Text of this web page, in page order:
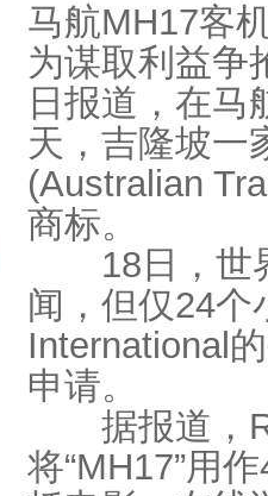
马航MH17客
为谋取利益争
日报道，在马
天，吉隆坡一
(Australian
商标。
18日，世界
闻，但仅24个
International
申请。
据报道，
将“MH17”用